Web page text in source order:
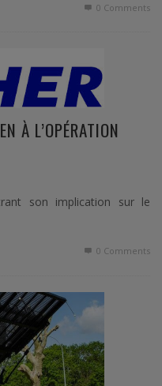
0 Comments
À L’OPÉRATION
son implication sur le
0 Comments